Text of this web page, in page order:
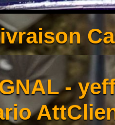
-